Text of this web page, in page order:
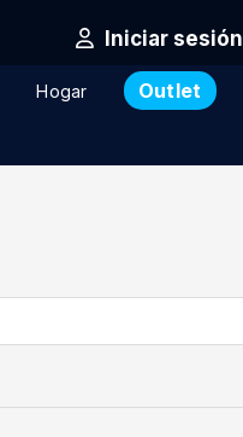
Iniciar sesión
Hogar Outlet